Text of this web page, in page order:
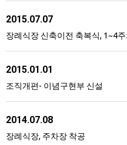
2015.07.07
장례식장 신축이전 축복식, 1~4
2015.01.01
조직개편- 이념구현부 신설
2014.07.08
장례식장, 주차장 착공